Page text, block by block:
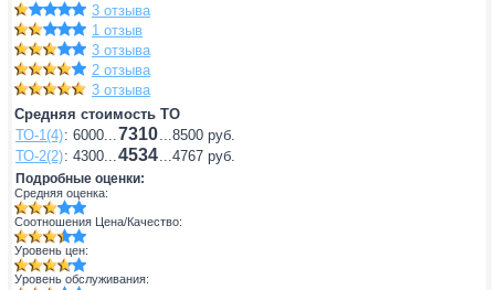
3 отзыва
1 отзыв
3 отзыва
2 отзыва
3 отзыва
Средняя стоимость ТО
ТО-1(4): 6000...7310...8500 руб.
ТО-2(2): 4300...4534...4767 руб.
Подробные оценки:
Средняя оценка:
Соотношения Цена/Качество:
Уровень цен:
Уровень обслуживания: